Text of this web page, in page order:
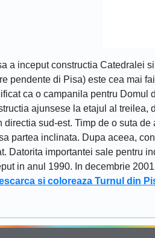
a inceput constructia Catedralei
pendente di Pisa) este cea mai
ca o campanila pentru
ajunsese la etajul al
sud-est. Timp de o suta
partea inclinata. Dupa aceea,
Datorita importantei sale pentru
in anul 1990. In decembrie
si coloreaza Turnul din